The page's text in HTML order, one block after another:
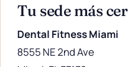
Tu sede más
Dental Fitness Miami
8555 NE 2nd Ave